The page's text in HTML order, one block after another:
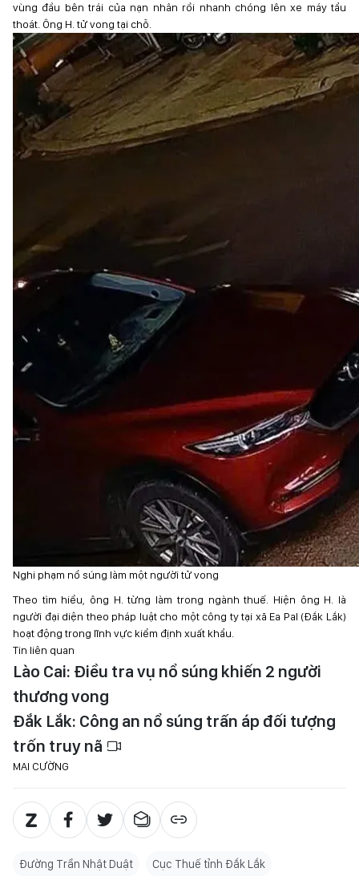
vùng đầu bên trái của nạn nhân rồi nhanh chóng lên xe máy tẩu
thoát. Ông H. tử vong tại chỗ.
Nghi phạm nổ súng làm một người tử vong
Theo tìm hiểu, ông H. từng làm trong ngành thuế. Hiện ông H. là
người đại diện theo pháp luật cho một công ty tại xã Ea Pal (Đắk Lắk)
hoạt động trong lĩnh vực kiểm định xuất khẩu.
Tin liên quan
Lào Cai: Điều tra vụ nổ súng khiến 2 người
thương vong
Đắk Lắk: Công an nổ súng trấn áp đối tượng
trốn truy nã
MAI CƯỜNG
Đường Trần Nhật Duật Cục Thuế tỉnh Đắk Lắk